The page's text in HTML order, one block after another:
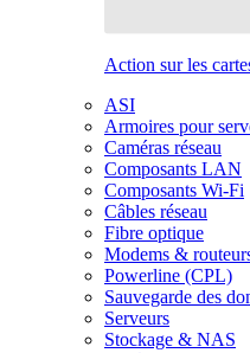
Action sur les
ASI
Armoires pour
Caméras réseau
Composants LAN
Composants Wi-Fi
Câbles réseau
Fibre optique
Modems &
Powerline (CPL)
Sauvegarde des
Serveurs
Stockage & NAS